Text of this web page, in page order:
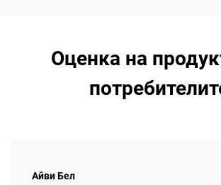
Оценка на
Айви Бел